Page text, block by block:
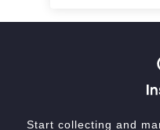
Start collecting and